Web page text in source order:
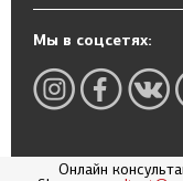
Мы в соцсетях:
Онлайн